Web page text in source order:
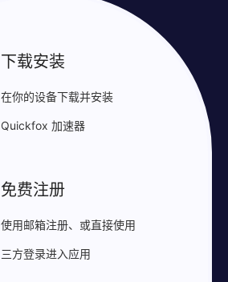
下载安装
在你的设备下载并安装
Quickfox 加速器
免费注册
使用邮箱注册、或直接使用
三方登录进入应用